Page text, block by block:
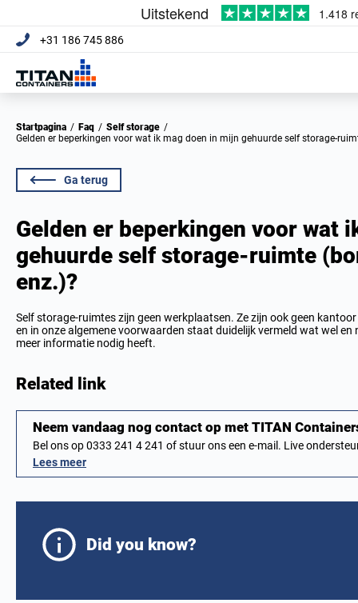
+31 186 745 886
Startpagina / Faq / Self storage /
Gelden er beperkingen voor wat ik mag doen in mijn gehuurde self storage-
Ga terug
Gelden er beperkingen voor wat
gehuurde self storage-ruimte
enz.)?
Self storage-ruimtes zijn geen werkplaatsen. Ze zijn ook geen
en in onze algemene voorwaarden staat duidelijk vermeld wat wel
meer informatie nodig heeft.
Related link
Neem vandaag nog contact op met TITAN
Bel ons op 0333 241 4 241 of stuur ons een e-mail. Live
Lees meer
Did you know?